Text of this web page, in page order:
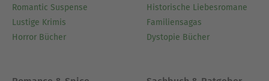
Romantic Suspense
Lustige Krimis
Horror Bücher
Historische Liebesromane
Familiensagas
Dystopie Bücher